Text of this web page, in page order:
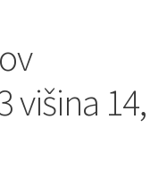
višina 14,